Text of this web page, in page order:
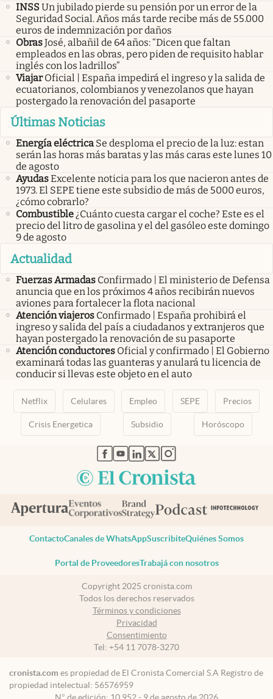
INSSUn jubilado pierde su pensión por un error de la
Seguridad Social. Años más tarde recibe más de 55.000
euros de indemnización por daños
ObrasJosé, albañil de 64 años: “Dicen que faltan
empleados en las obras, pero piden de requisito hablar
inglés con los ladrillos”
Viajar Oficial | España impedirá el ingreso y la salida de
ecuatorianos, colombianos y venezolanos que hayan
postergado la renovación del pasaporte
Últimas Noticias
Energía eléctrica Se desploma el precio de la luz: estan
serán las horas más baratas y las más caras este lunes 10
de agosto
AyudasExcelente noticia para los que nacieron antes de
1973. El SEPE tiene este subsidio de más de 5000 euros,
¿cómo cobrarlo?
Combustible¿Cuánto cuesta cargar el coche? Este es el
precio del litro de gasolina y el del gasóleo este domingo
9 de agosto
Actualidad
Fuerzas Armadas Confirmado | El ministerio de Defensa
anuncia que en los próximos 4 años recibirán nuevos
aviones para fortalecer la flota nacional
Atención viajeros Confirmado | España prohibirá el
ingreso y salida del país a ciudadanos y extranjeros que
hayan postergado la renovación de su pasaporte
Atención conductores Oficial y confirmado | El Gobierno
examinará todas las guanteras y anulará tu licencia de
conducir si llevas este objeto en el auto
Netflix Celulares Empleo SEPE Precios
Crisis Energetica Subsidio Horóscopo
abre en nueva pestaña
abre en nueva pestaña
abre en nueva pestaña
abre en nueva pestaña
abre en nueva pestaña
ContactoCanales de WhatsAppSuscribiteQuiénes Somos
Portal de ProveedoresTrabajá con nosotros
Copyright 2025 cronista.com
Todos los derechos reservados
Términos y condiciones
Privacidad
Consentimiento
Tel: +54 11 7078-3270
cronista.com es propiedad de El Cronista Comercial S.A Registro de
propiedad intelectual: 56576959